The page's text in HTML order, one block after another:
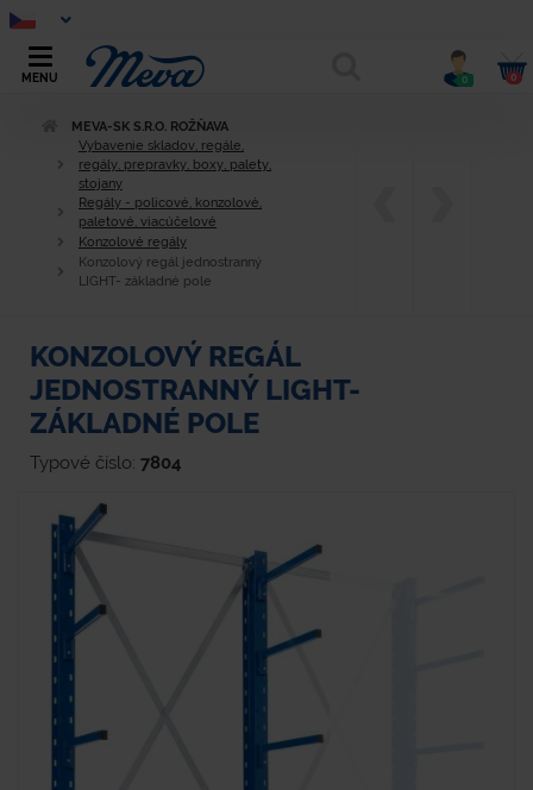
MENU 0 0
MEVA-SK S.R.O. ROŽŇAVA
Vybavenie skladov, regále,
regály, prepravky, boxy, palety,
stojany
Regály - policové, konzolové,
paletové, viacúčelové
Konzolové regály
Konzolový regál jednostranný
LIGHT- základné pole
KONZOLOVÝ REGÁL
JEDNOSTRANNÝ LIGHT-
ZÁKLADNÉ POLE
Typové číslo: 7804